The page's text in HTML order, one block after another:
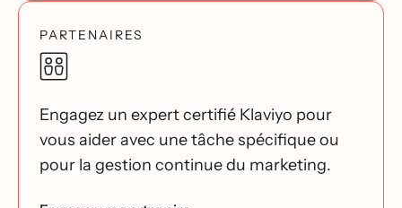
PARTENAIRES
Engagez un expert certifié Klaviyo pour
vous aider avec une tâche spécifique ou
pour la gestion continue du marketing.